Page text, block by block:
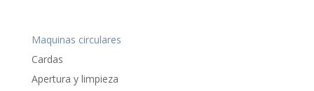
Maquinas circulares
Cardas
Apertura y limpieza